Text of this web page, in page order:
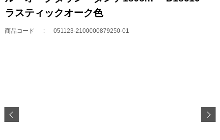
ラスティックオーク色
商品コード 051123-2100000879250-01